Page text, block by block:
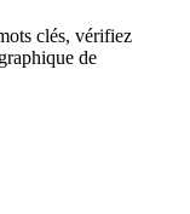
clés, vérifiez
de